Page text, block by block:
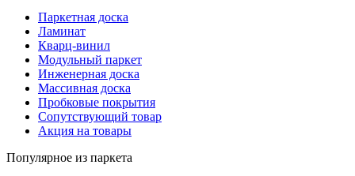
Паркетная доска
Ламинат
Кварц-винил
Модульный паркет
Инженерная доска
Массивная доска
Пробковые покрытия
Сопутствующий товар
Акция на товары
Популярное из паркета